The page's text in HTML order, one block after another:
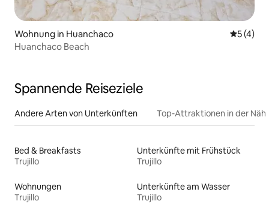
Wohnung in Huanchaco
5 (4)
Huanchaco Beach
Spannende Reiseziele
Andere Arten von Unterkünften Top-Attraktionen in der
Bed & Breakfasts
Trujillo
Unterkünfte mit Frühstück
Trujillo
Wohnungen
Trujillo
Unterkünfte am Wasser
Trujillo